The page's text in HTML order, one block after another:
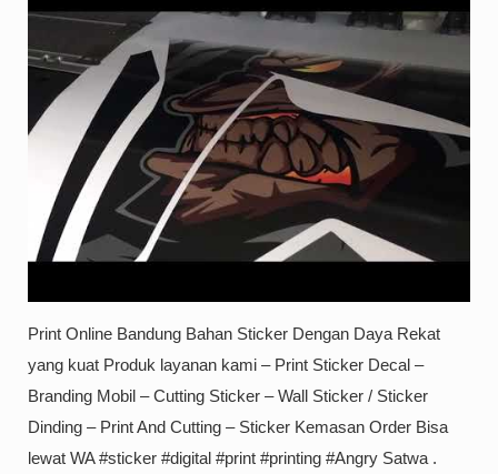
Print Online Bandung Bahan Sticker Dengan Daya Rekat
yang kuat Produk layanan kami – Print Sticker Decal –
Branding Mobil – Cutting Sticker – Wall Sticker / Sticker
Dinding – Print And Cutting – Sticker Kemasan Order Bisa
lewat WA #sticker #digital #print #printing #Angry Satwa .